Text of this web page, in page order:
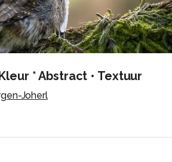
* Abstract • Textuur
Joherl